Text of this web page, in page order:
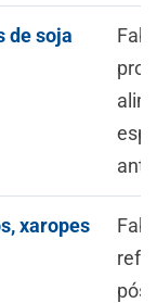
de soja
xaropes
pós